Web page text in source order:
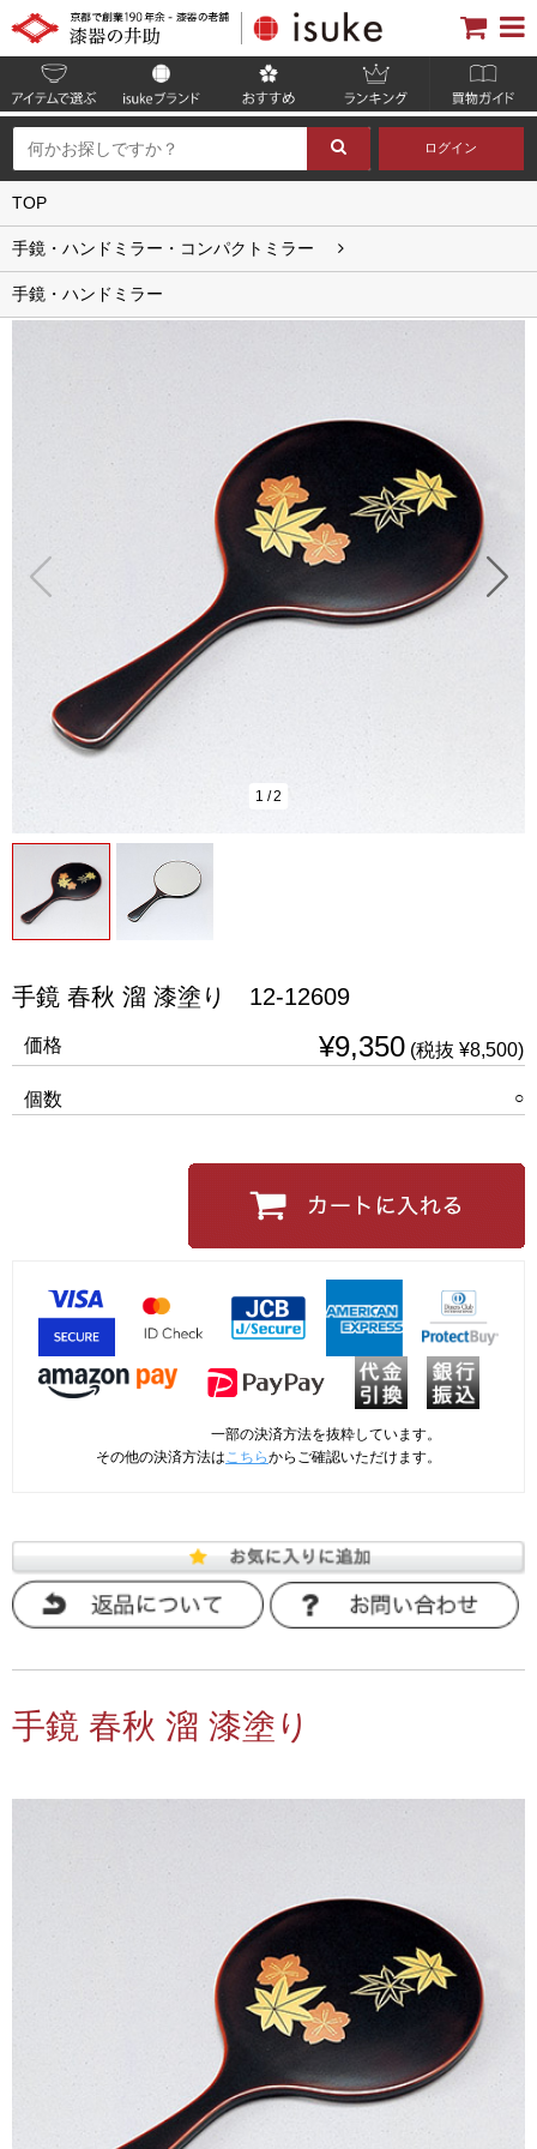
ログイン
TOP
手鏡・ハンドミラー・コンパクトミラー
手鏡・ハンドミラー
1 /2
手鏡 春秋 溜 漆塗り 12-12609
価格 ¥9,350 (税抜 ¥8,500)
個数 ○
一部の決済方法を抜粋しています。
その他の決済方法はこちらからご確認いただけます。
手鏡 春秋 溜 漆塗り